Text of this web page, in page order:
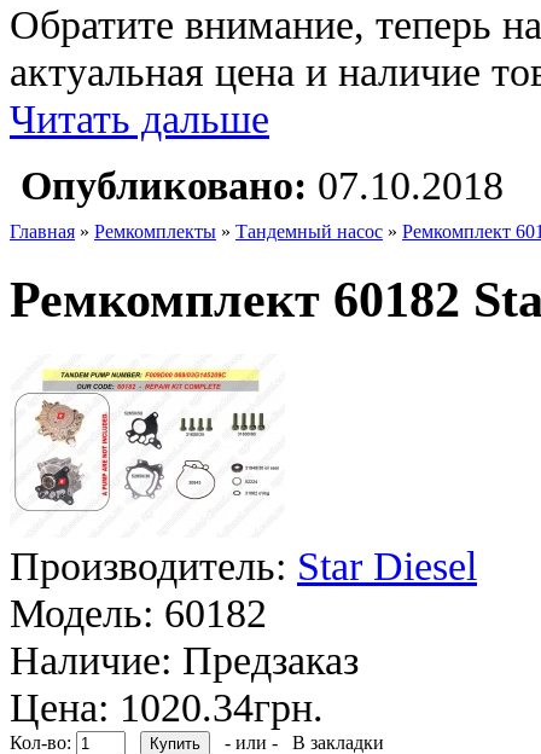
Обратите внимание, теперь
актуальная цена и наличие
Читать дальше
Опубликовано: 07.10.2018
Главная » Ремкомплекты » Тандемный насос » Ремкомплект
Ремкомплект 60182
Производитель: Star Diesel
Модель: 60182
Наличие: Предзаказ
Цена: 1020.34грн.
Кол-во: - или -
В закладки